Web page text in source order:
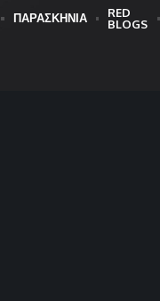
ΠΑΡΑΣΚΗΝΙΑ
RED
BLOGS